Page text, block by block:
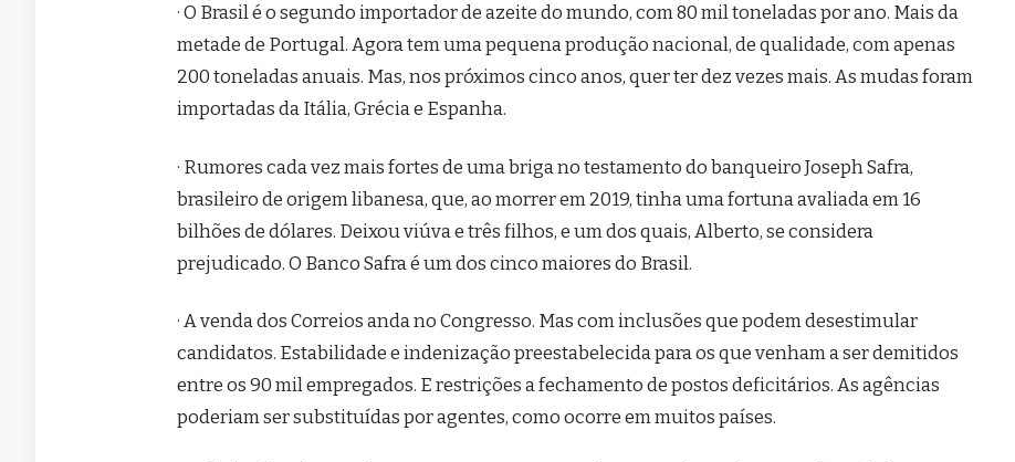
· O Brasil é o segundo importador de azeite do mundo, com 80 mil toneladas por ano. Mais da
metade de Portugal. Agora tem uma pequena produção nacional, de qualidade, com apenas
200 toneladas anuais. Mas, nos próximos cinco anos, quer ter dez vezes mais. As mudas foram
importadas da Itália, Grécia e Espanha.
· Rumores cada vez mais fortes de uma briga no testamento do banqueiro Joseph Safra,
brasileiro de origem libanesa, que, ao morrer em 2019, tinha uma fortuna avaliada em 16
bilhões de dólares. Deixou viúva e três filhos, e um dos quais, Alberto, se considera
prejudicado. O Banco Safra é um dos cinco maiores do Brasil.
· A venda dos Correios anda no Congresso. Mas com inclusões que podem desestimular
candidatos. Estabilidade e indenização preestabelecida para os que venham a ser demitidos
entre os 90 mil empregados. E restrições a fechamento de postos deficitários. As agências
poderiam ser substituídas por agentes, como ocorre em muitos países.